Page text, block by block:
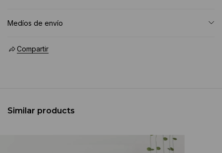
Medíos de envío
Compartir
Similar products